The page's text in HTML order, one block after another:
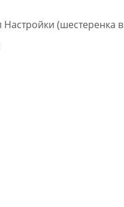
Настройки (шестеренка в